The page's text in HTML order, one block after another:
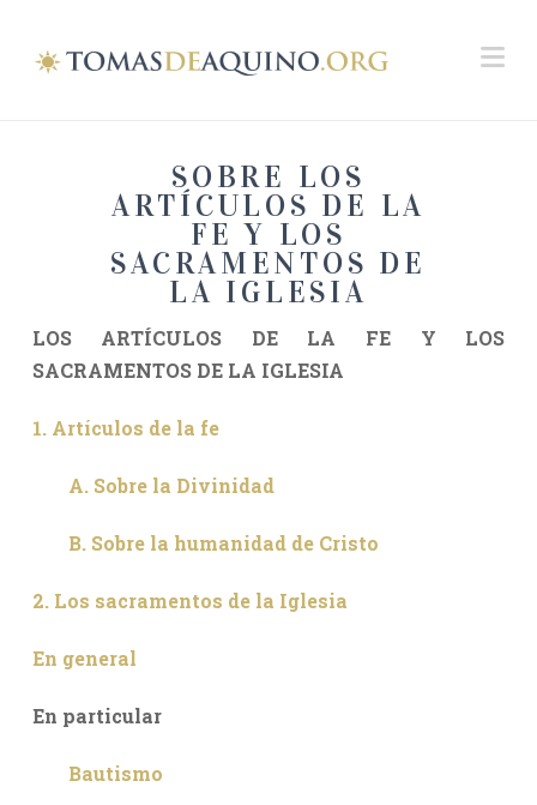
SOBRE LOS
ARTÍCULOS DE LA
FE Y LOS
SACRAMENTOS DE
LA IGLESIA
LOS ARTÍCULOS DE LA FE Y LOS
SACRAMENTOS DE LA IGLESIA
1. Artículos de la fe
A. Sobre la Divinidad
B. Sobre la humanidad de Cristo
2. Los sacramentos de la Iglesia
En general
En particular
Bautismo